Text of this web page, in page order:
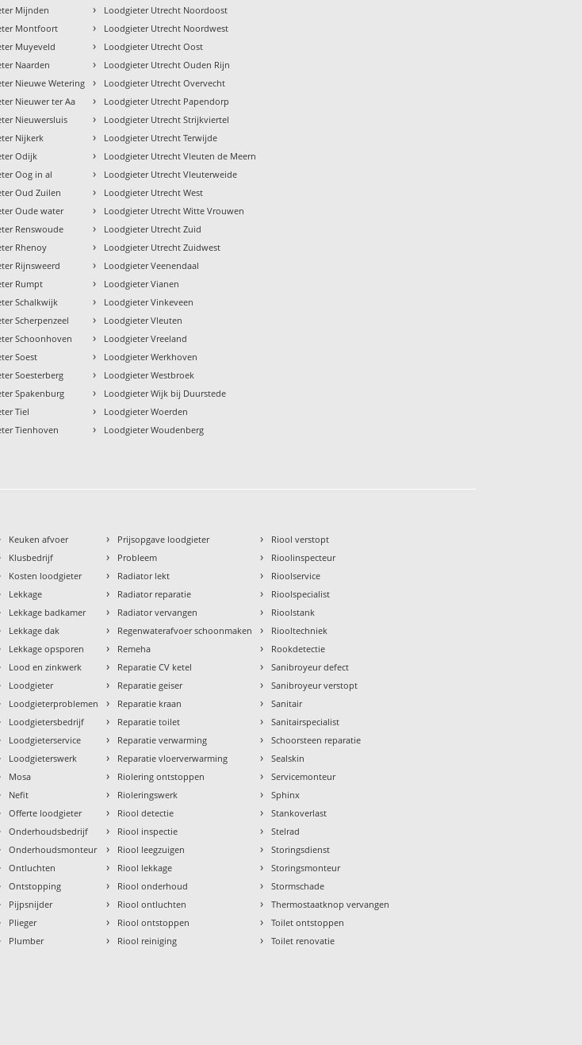
Mijnden
Montfoort
Muyeveld
Naarden
Nieuwe Wetering
Nieuwer ter Aa
Nieuwersluis
Nijkerk
Odijk
Oog in al
Oud Zuilen
Oude water
Renswoude
Rhenoy
Rijnsweerd
Rumpt
Schalkwijk
Scherpenzeel
Schoonhoven
Soest
Soesterberg
Spakenburg
Tiel
Tienhoven
› Loodgieter Utrecht Noordoost
› Loodgieter Utrecht Noordwest
› Loodgieter Utrecht Oost
› Loodgieter Utrecht Ouden Rijn
› Loodgieter Utrecht Overvecht
› Loodgieter Utrecht Papendorp
› Loodgieter Utrecht Strijkviertel
› Loodgieter Utrecht Terwijde
› Loodgieter Utrecht Vleuten de Meern
› Loodgieter Utrecht Vleuterweide
› Loodgieter Utrecht West
› Loodgieter Utrecht Witte Vrouwen
› Loodgieter Utrecht Zuid
› Loodgieter Utrecht Zuidwest
› Loodgieter Veenendaal
› Loodgieter Vianen
› Loodgieter Vinkeveen
› Loodgieter Vleuten
› Loodgieter Vreeland
› Loodgieter Werkhoven
› Loodgieter Westbroek
› Loodgieter Wijk bij Duurstede
› Loodgieter Woerden
› Loodgieter Woudenberg
Keuken afvoer
Klusbedrijf
Kosten loodgieter
Lekkage
Lekkage badkamer
Lekkage dak
Lekkage opsporen
Lood en zinkwerk
Loodgieter
Loodgieterproblemen
Loodgietersbedrijf
Loodgieterservice
Loodgieterswerk
Mosa
Nefit
Offerte loodgieter
Onderhoudsbedrijf
Onderhoudsmonteur
Ontluchten
Ontstopping
Pijpsnijder
Plieger
Plumber
› Prijsopgave loodgieter
› Probleem
› Radiator lekt
› Radiator reparatie
› Radiator vervangen
› Regenwaterafvoer schoonmaken
› Remeha
› Reparatie CV ketel
› Reparatie geiser
› Reparatie kraan
› Reparatie toilet
› Reparatie verwarming
› Reparatie vloerverwarming
› Riolering ontstoppen
› Rioleringswerk
› Riool detectie
› Riool inspectie
› Riool leegzuigen
› Riool lekkage
› Riool onderhoud
› Riool ontluchten
› Riool ontstoppen
› Riool reiniging
› Riool verstopt
› Rioolinspecteur
› Rioolservice
› Rioolspecialist
› Rioolstank
› Riooltechniek
› Rookdetectie
› Sanibroyeur defect
› Sanibroyeur verstopt
› Sanitair
› Sanitairspecialist
› Schoorsteen reparatie
› Sealskin
› Servicemonteur
› Sphinx
› Stankoverlast
› Stelrad
› Storingsdienst
› Storingsmonteur
› Stormschade
› Thermostaatknop vervangen
› Toilet ontstoppen
› Toilet renovatie